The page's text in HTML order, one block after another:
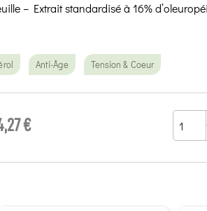
– Extrait standardisé à 16%
Anti-Âge Tension & Coeur
€